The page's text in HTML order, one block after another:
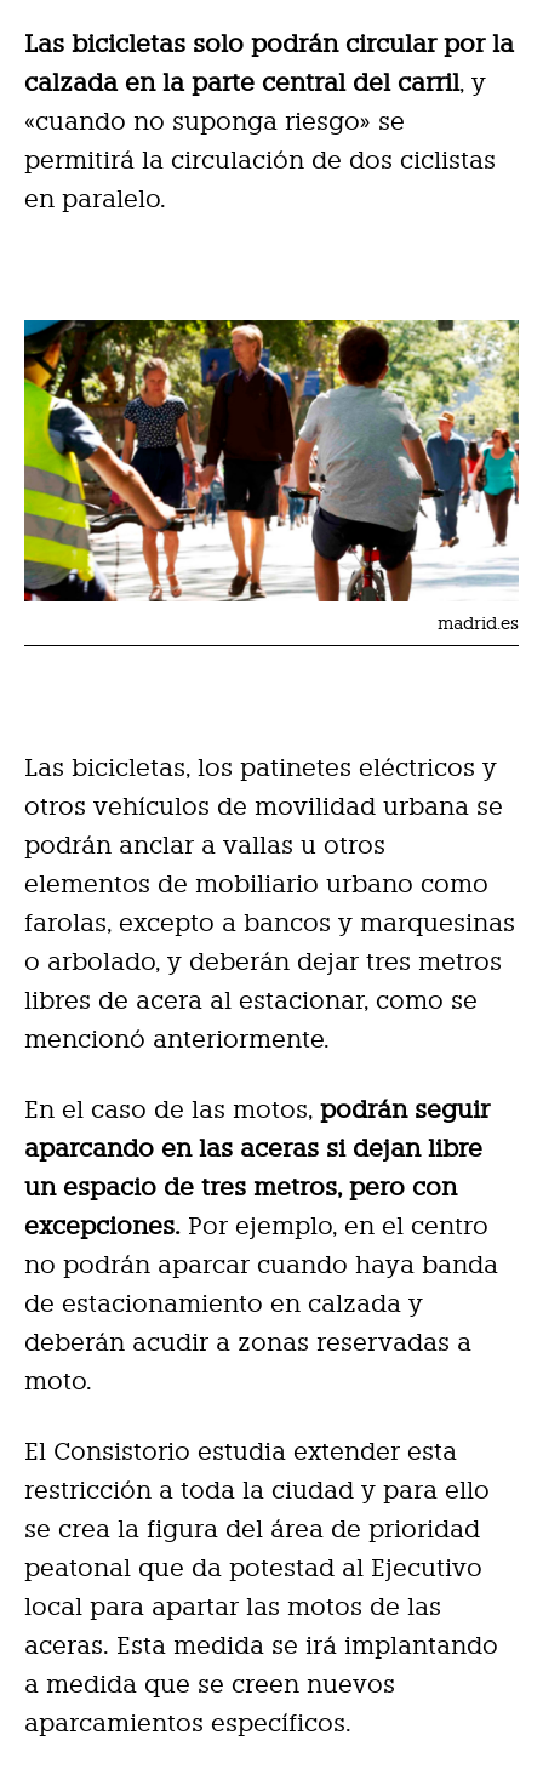
Las bicicletas solo podrán circular por la
calzada en la parte central del carril, y
«cuando no suponga riesgo» se
permitirá la circulación de dos ciclistas
en paralelo.
madrid.es
Las bicicletas, los patinetes eléctricos y
otros vehículos de movilidad urbana se
podrán anclar a vallas u otros
elementos de mobiliario urbano como
farolas, excepto a bancos y marquesinas
o arbolado, y deberán dejar tres metros
libres de acera al estacionar, como se
mencionó anteriormente.
En el caso de las motos, podrán seguir
aparcando en las aceras si dejan libre
un espacio de tres metros, pero con
excepciones. Por ejemplo, en el centro
no podrán aparcar cuando haya banda
de estacionamiento en calzada y
deberán acudir a zonas reservadas a
moto.
El Consistorio estudia extender esta
restricción a toda la ciudad y para ello
se crea la figura del área de prioridad
peatonal que da potestad al Ejecutivo
local para apartar las motos de las
aceras. Esta medida se irá implantando
a medida que se creen nuevos
aparcamientos específicos.